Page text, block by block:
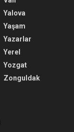
Yalova
Yaşam
Yazarlar
Yerel
Yozgat
Zonguldak